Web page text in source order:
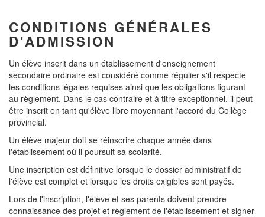
CONDITIONS GÉNÉRALES
D'ADMISSION
Un élève inscrit dans un établissement d'enseignement
secondaire ordinaire est considéré comme régulier s'il respecte
les conditions légales requises ainsi que les obligations figurant
au règlement. Dans le cas contraire et à titre exceptionnel, il peut
être inscrit en tant qu'élève libre moyennant l'accord du Collège
provincial.
Un élève majeur doit se réinscrire chaque année dans
l'établissement où il poursuit sa scolarité.
Une inscription est définitive lorsque le dossier administratif de
l'élève est complet et lorsque les droits exigibles sont payés.
Lors de l'inscription, l'élève et ses parents doivent prendre
connaissance des projet et règlement de l'établissement et signer